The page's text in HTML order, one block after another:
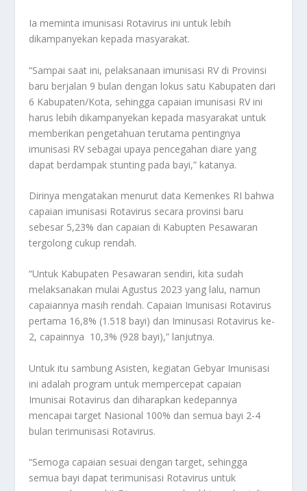
Ia meminta imunisasi Rotavirus ini untuk lebih
dikampanyekan kepada masyarakat.
“Sampai saat ini, pelaksanaan imunisasi RV di Provinsi
baru berjalan 9 bulan dengan lokus satu Kabupaten dari
6 Kabupaten/Kota, sehingga capaian imunisasi RV ini
harus lebih dikampanyekan kepada masyarakat untuk
memberikan pengetahuan terutama pentingnya
imunisasi RV sebagai upaya pencegahan diare yang
dapat berdampak stunting pada bayi,” katanya.
Dirinya mengatakan menurut data Kemenkes RI bahwa
capaian imunisasi Rotavirus secara provinsi baru
sebesar 5,23% dan capaian di Kabupten Pesawaran
tergolong cukup rendah.
“Untuk Kabupaten Pesawaran sendiri, kita sudah
melaksanakan mulai Agustus 2023 yang lalu, namun
capaiannya masih rendah. Capaian Imunisasi Rotavirus
pertama 16,8% (1.518 bayi) dan Iminusasi Rotavirus ke-
2, capainnya 10,3% (928 bayi),” lanjutnya.
Untuk itu sambung Asisten, kegiatan Gebyar Imunisasi
ini adalah program untuk mempercepat capaian
Imunisai Rotavirus dan diharapkan kedepannya
mencapai target Nasional 100% dan semua bayi 2-4
bulan terimunisasi Rotavirus.
“Semoga capaian sesuai dengan target, sehingga
semua bayi dapat terimunisasi Rotavirus untuk